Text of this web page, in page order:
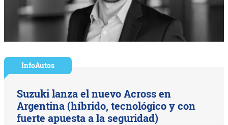
InfoAutos
Suzuki lanza el nuevo Across en
Argentina (híbrido, tecnológico y con
fuerte apuesta a la seguridad)